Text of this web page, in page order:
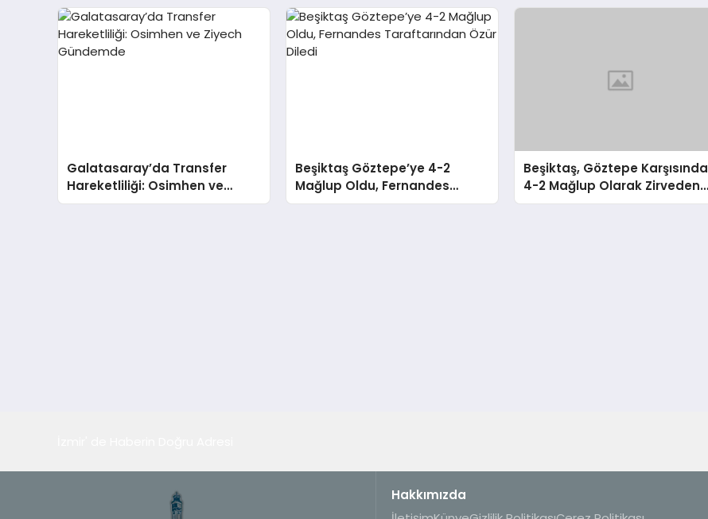
Galatasaray’da Transfer
Hareketliliği: Osimhen ve
Ziyech Gündemde
Beşiktaş Göztepe’ye 4-2
Mağlup Oldu, Fernandes
Taraftarından Özür Diledi
Beşiktaş, Göztepe Karşısında
4-2 Mağlup Olarak Zirveden
Uzaklaştı
Hakkımızda